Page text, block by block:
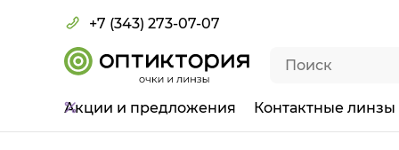
+7 (343) 273-07-07
Акции и предложения Контактные линзы